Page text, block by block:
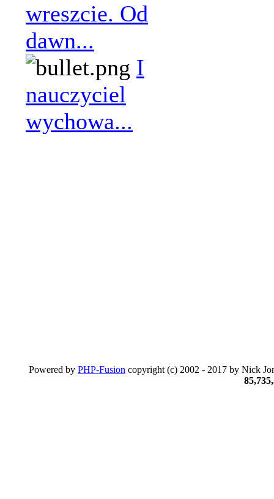
wreszcie. Od
dawn...
I
nauczyciel
wychowa...
Powered by PHP-Fusion copyright (c) 2002 - 2017 by Nick